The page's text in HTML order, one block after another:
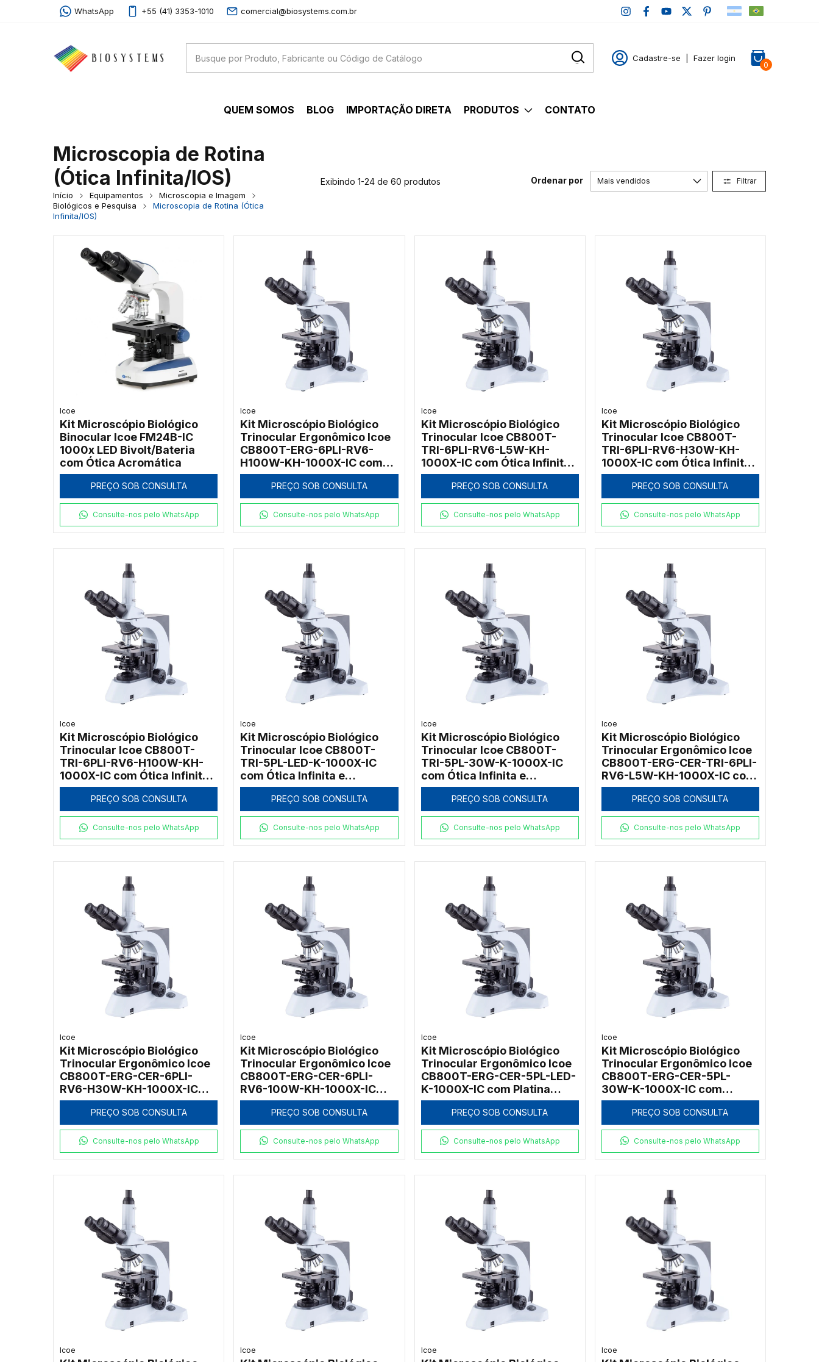
WhatsApp +55 (41) 3353-1010 comercial@biosystems.com.br
Cadastre-se Fazer login
0
QUEM SOMOS BLOG IMPORTAÇÃO DIRETA PRODUTOS CONTATO
Microscopia de Rotina
(Ótica Infinita/IOS)
Início Equipamentos
Microscopia e Imagem
Biológicos e Pesquisa
Microscopia de Rotina (Ótica
Infinita/IOS)
Exibindo 1-24 de 60 produtos Ordenar por Filtrar
Icoe
Kit Microscópio Biológico
Binocular Icoe FM24B-IC
1000x LED Bivolt/Bateria
com Ótica Acromática
PREÇO SOB CONSULTA
Consulte-nos pelo WhatsApp
Icoe
Kit Microscópio Biológico
Trinocular Ergonômico Icoe
CB800T-ERG-6PLI-RV6-
H100W-KH-1000X-IC com
Iluminação Koehler
Halogênio 1000x
PREÇO SOB CONSULTA
Consulte-nos pelo WhatsApp
Icoe
Kit Microscópio Biológico
Trinocular Icoe CB800T-
TRI-6PLI-RV6-L5W-KH-
1000X-IC com Ótica Infinita
e Iluminação LED Kohler
PREÇO SOB CONSULTA
Consulte-nos pelo WhatsApp
Icoe
Kit Microscópio Biológico
Trinocular Icoe CB800T-
TRI-6PLI-RV6-H30W-KH-
1000X-IC com Ótica Infinita
e Iluminação Halogênica
KohlerPREÇO SOB CONSULTA
Consulte-nos pelo WhatsApp
Icoe
Kit Microscópio Biológico
Trinocular Icoe CB800T-
TRI-6PLI-RV6-H100W-KH-
1000X-IC com Ótica Infinita
e Iluminação Halogênica
100WPREÇO SOB CONSULTA
Consulte-nos pelo WhatsApp
Icoe
Kit Microscópio Biológico
Trinocular Icoe CB800T-
TRI-5PL-LED-K-1000X-IC
com Ótica Infinita e
Iluminação LED Kohler
PREÇO SOB CONSULTA
Consulte-nos pelo WhatsApp
Icoe
Kit Microscópio Biológico
Trinocular Icoe CB800T-
TRI-5PL-30W-K-1000X-IC
com Ótica Infinita e
Iluminação Halogênica
KohlerPREÇO SOB CONSULTA
Consulte-nos pelo WhatsApp
Icoe
Kit Microscópio Biológico
Trinocular Ergonômico Icoe
CB800T-ERG-CER-TRI-6PLI-
RV6-L5W-KH-1000X-IC com
6 Objetivas, Platina
Cerâmica e Iluminação LED
5W
PREÇO SOB CONSULTA
Consulte-nos pelo WhatsApp
Icoe
Kit Microscópio Biológico
Trinocular Ergonômico Icoe
CB800T-ERG-CER-6PLI-
RV6-H30W-KH-1000X-IC
com 6 Objetivas, Platina
Cerâmica e Iluminação
Koehler 3
PREÇO SOB CONSULTA
Consulte-nos pelo WhatsApp
Icoe
Kit Microscópio Biológico
Trinocular Ergonômico Icoe
CB800T-ERG-CER-6PLI-
RV6-100W-KH-1000X-IC
com 6 Objetivas, Platina
Cerâmica e Iluminação
Halogênia
PREÇO SOB CONSULTA
Consulte-nos pelo WhatsApp
Icoe
Kit Microscópio Biológico
Trinocular Ergonômico Icoe
CB800T-ERG-CER-5PL-LED-
K-1000X-IC com Platina
Cerâmica e Iluminação
Koehler LED 5W
PREÇO SOB CONSULTA
Consulte-nos pelo WhatsApp
Icoe
Kit Microscópio Biológico
Trinocular Ergonômico Icoe
CB800T-ERG-CER-5PL-
30W-K-1000X-IC com
Platina Cerâmica e
Iluminação Koehler 1000x
PREÇO SOB CONSULTA
Consulte-nos pelo WhatsApp
Icoe Icoe Icoe Icoe